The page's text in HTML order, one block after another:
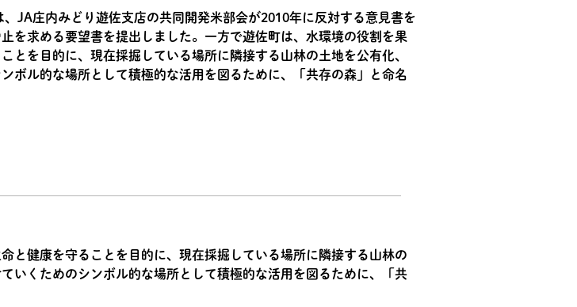
JA庄内みどり遊佐支店の共同開発米部会が2010年に反対する意見書を
を求める要望書を提出しました。一方で遊佐町は、水環境の役割を果
とを目的に、現在採掘している場所に隣接する山林の土地を公有化、
ボル的な場所として積極的な活用を図るために、「共存の森」と命名
と健康を守ることを目的に、現在採掘している場所に隣接する山林の
いくためのシンボル的な場所として積極的な活用を図るために、「共